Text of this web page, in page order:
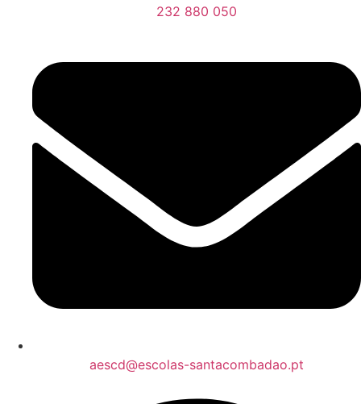
232 880 050
aescd@escolas-santacombadao.pt